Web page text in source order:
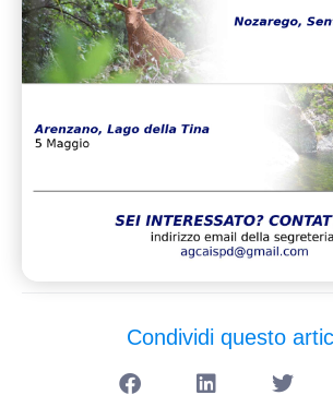
Condividi questo